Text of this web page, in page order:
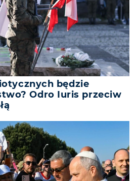
będzie
Odro Iuris przeciw